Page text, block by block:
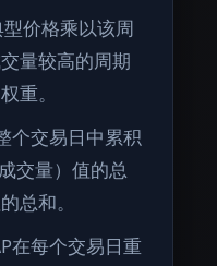
价格乘以该周
量较高的周期
重。
个交易日中累积
交量）值的总
总和。
在每个交易日重